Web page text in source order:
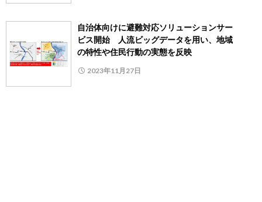
自治体向けに避難対応ソリューションサー
ビス開始 人流ビッグデータを用い、地域
の特性や住民行動の実態を反映
2023年11月27日